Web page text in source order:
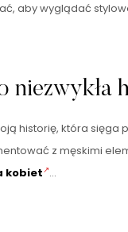
aby wyglądać
niezwykła
historię, która sięga
z męskimi
kobiet …